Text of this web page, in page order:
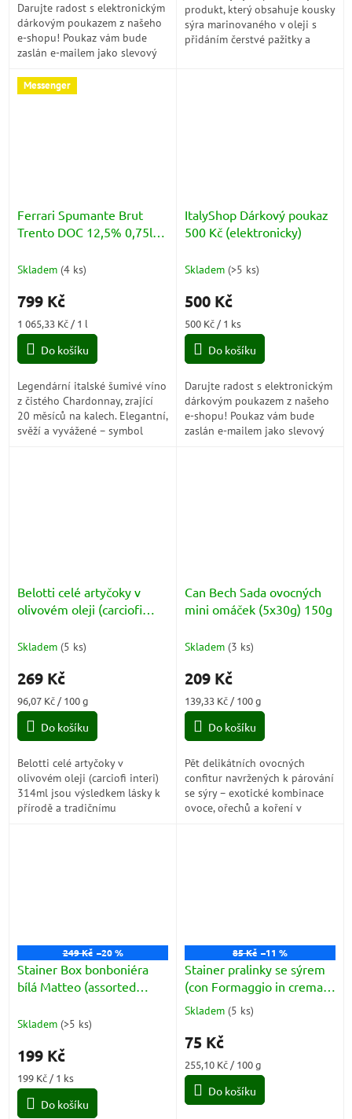
Darujte radost s elektronickým
dárkovým poukazem z našeho
e-shopu! Poukaz vám bude
zaslán e-mailem jako slevový
při nákupu. Při objednávce...
produkt, který obsahuje kousky
sýra marinovaného v oleji s
přidáním čerstvé pažitky a
Messenger
Ferrari Spumante Brut
Trento DOC 12,5% 0,75l
Skladem (4 ks)
799 Kč
Měrná
cena:
1 065,33 Kč / 1 l
Do košíku
Legendární italské šumivé víno
z čistého Chardonnay, zrající
20 měsíců na kalech. Elegantní,
svěží a vyvážené – symbol
ItalyShop Dárkový poukaz
500 Kč (elektronicky)
Skladem (>5 ks)
500 Kč
Měrná
cena:
500 Kč / 1 ks
Do košíku
Darujte radost s elektronickým
dárkovým poukazem z našeho
e-shopu! Poukaz vám bude
zaslán e-mailem jako slevový
Belotti celé artyčoky v
olivovém oleji (carciofi
Skladem (5 ks)
269 Kč
Měrná
cena:
96,07 Kč / 100 g
Do košíku
Belotti celé artyčoky v
olivovém oleji (carciofi interi)
314ml jsou výsledkem lásky k
přírodě a tradičnímu
Can Bech Sada ovocných
mini omáček (5x30g) 150g
Skladem (3 ks)
209 Kč
Měrná
cena:
139,33 Kč / 100 g
Do košíku
Pět delikátních ovocných
confitur navržených k párování
se sýry – exotické kombinace
ovoce, ořechů a koření v
249 Kč –20 %
Stainer Box bonboniéra
bílá Matteo (assorted
Skladem (>5 ks)
199 Kč
Měrná
cena:
199 Kč / 1 ks
Do košíku
85 Kč –11 %
Stainer pralinky se sýrem
(con Formaggio in crema)
3ks 29,4g
Průměrné
produktu
5,0
5
Skladem (5 ks)
75 Kč
Měrná
cena:
255,10 Kč / 100 g
Do košíku